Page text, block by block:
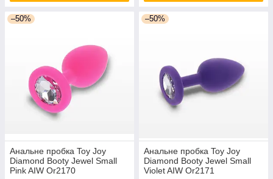
–50%
Анальне пробка Toy Joy
Diamond Booty Jewel Small
Pink AIW Or2170
–50%
Анальне пробка Toy Joy
Diamond Booty Jewel Small
Violet AIW Or2171